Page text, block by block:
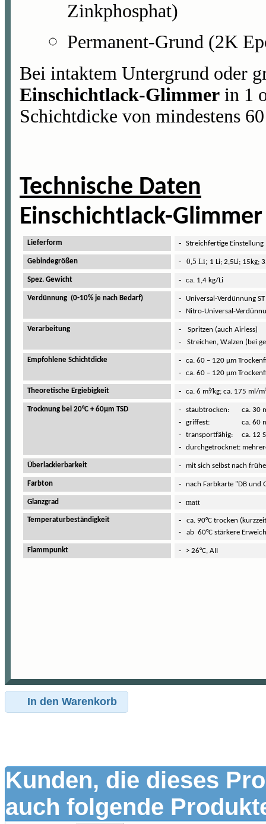
Zinkphosphat)
Permanent-Grund (2K
Bei intaktem Untergrund oder
Einschichtlack-Glimmer in 1
Schichtdicke von mindestens
Technische Daten
Einschichtlack-Glimmer
Lieferform - Streichfertige Einstellung
Gebindegrößen - 0,5 Li; 1 Li; 2,5Li; 15kg;
Spez. Gewicht - ca. 1,4 kg/Li
Verdünnung (0-10% je nach Bedarf) - Universal-Verdünnung
- Nitro-Universal-
Verarbeitung - Spritzen (auchAirless)
- Streichen, Walzen (bei
Empfohlene Schichtdicke - ca. 60 – 120 µm
- ca. 60 – 120 µm
Theoretische Ergiebigkeit - ca. 6 m²/kg; ca. 175 ml/
Trocknung bei 20°C + 60µm TSD - staubtrocken: ca. 30
- griffest: ca. 60
- transportfähig: ca. 12
- durchgetrocknet:
Überlackierbarkeit - mit sich selbst nach
Farbton - nach Farbkarte "DB und
Glanzgrad - matt
Temperaturbeständigkeit - ca. 90°C trocken
- ab 60°C stärkere
Flammpunkt - > 26°C, AII
In den Warenkorb
Kunden, die dieses
auch folgende